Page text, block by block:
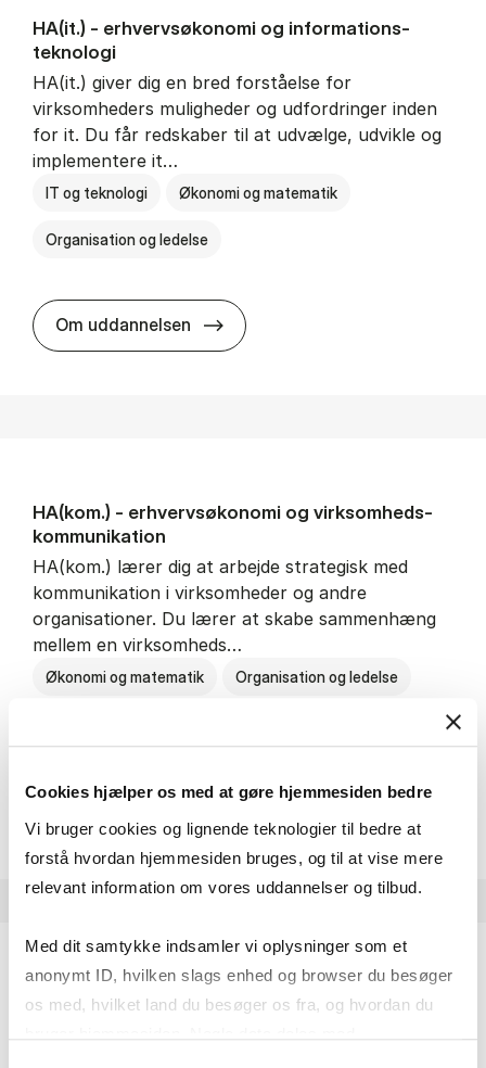
Cookies hjælper os med at gøre hjemmesiden bedre
Vi bruger cookies og lignende teknologier til bedre at
forstå hvordan hjemmesiden bruges, og til at vise mere
relevant information om vores uddannelser og tilbud.
Med dit samtykke indsamler vi oplysninger som et
anonymt ID, hvilken slags enhed og browser du besøger
os med, hvilket land du besøger os fra, og hvordan du
HA(it.) - erhvervs­økonomi og informations­
teknologi
HA(it.) giver dig en bred forståelse for
virksomheders muligheder og udfordringer inden
for it. Du får redskaber til at udvælge, udvikle og
implementere it…
IT og teknologi Økonomi og matematik
Organisation og ledelse
Om uddannelsen HA(it.) - erhvervs­økonomi og
HA(kom.) - erhvervs­økonomi og virksomheds­
kommunikation
HA(kom.) lærer dig at arbejde strategisk med
kommunikation i virksomheder og andre
organisationer. Du lærer at skabe sammenhæng
mellem en virksomheds…
Økonomi og matematik Organisation og ledelse
HA(kom.) - erhvervs­økonomi
HA(psyk.) - erhvervs­økonomi og psy­ko­lo­gi